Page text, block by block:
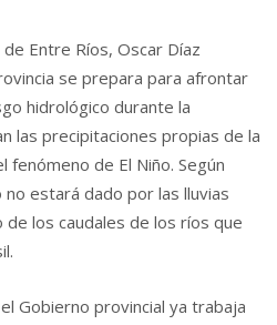
Entre Ríos, Oscar Díaz
se prepara para afrontar
hidrológico durante la
las precipitaciones propias de la
de El Niño. Según
estará dado por las lluvias
los caudales de los ríos que
Gobierno provincial ya trabaja